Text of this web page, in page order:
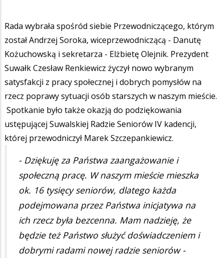
Rada wybrała spośród siebie Przewodniczącego, którym
został Andrzej Soroka, wiceprzewodniczącą - Danutę
Kożuchowską i sekretarza - Elżbietę Olejnik. Prezydent
Suwałk Czesław Renkiewicz życzył nowo wybranym
satysfakcji z pracy społecznej i dobrych pomysłów na
rzecz poprawy sytuacji osób starszych w naszym mieście.
Spotkanie było także okazją do podziękowania
ustępującej Suwalskiej Radzie Seniorów IV kadencji,
której przewodniczył Marek Szczepankiewicz.
- Dziękuję za Państwa zaangażowanie i
społeczną pracę. W naszym mieście mieszka
ok. 16 tysięcy seniorów, dlatego każda
podejmowana przez Państwa inicjatywa na
ich rzecz była bezcenna. Mam nadzieję, że
będzie też Państwo służyć doświadczeniem i
dobrymi radami nowej radzie seniorów -